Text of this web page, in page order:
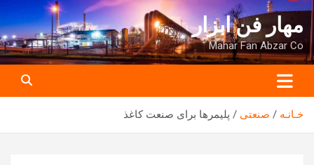
به
محتوا
برویدمهار فن ابزار
Mahar Fan Abzar Co
خـانـه صنعتی پلیمرها برای صنعت کاغذ